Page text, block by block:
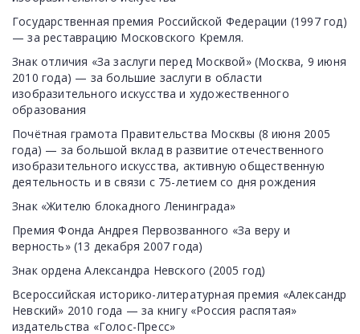
Государственная премия Российской Федерации (1997 год)
— за реставрацию Московского Кремля.
Знак отличия «За заслуги перед Москвой» (Москва, 9 июня
2010 года) — за большие заслуги в области
изобразительного искусства и художественного
образования
Почётная грамота Правительства Москвы (8 июня 2005
года) — за большой вклад в развитие отечественного
изобразительного искусства, активную общественную
деятельность и в связи с 75-летием со дня рождения
Знак «Жителю блокадного Ленинграда»
Премия Фонда Андрея Первозванного «За веру и
верность» (13 декабря 2007 года)
Знак ордена Александра Невского (2005 год)
Всероссийская историко-литературная премия «Александр
Невский» 2010 года — за книгу «Россия распятая»
издательства «Голос-Пресс»